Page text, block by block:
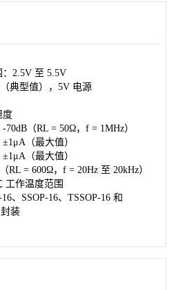
2.5V 至 5.5V
典型值），5V 电源
度
70dB（RL = 50Ω，f = 1MHz）
（最大值）
（最大值）
RL = 600Ω，f = 20Hz 至 20kHz）
作温度范围
、SSOP-16、TSSOP-16 和
装